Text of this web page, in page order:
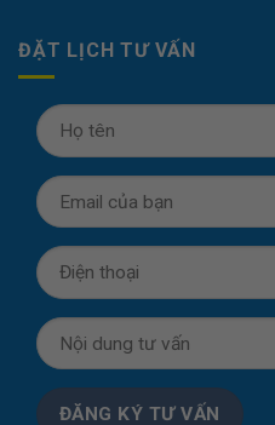
ĐẶT LỊCH TƯ VẤN